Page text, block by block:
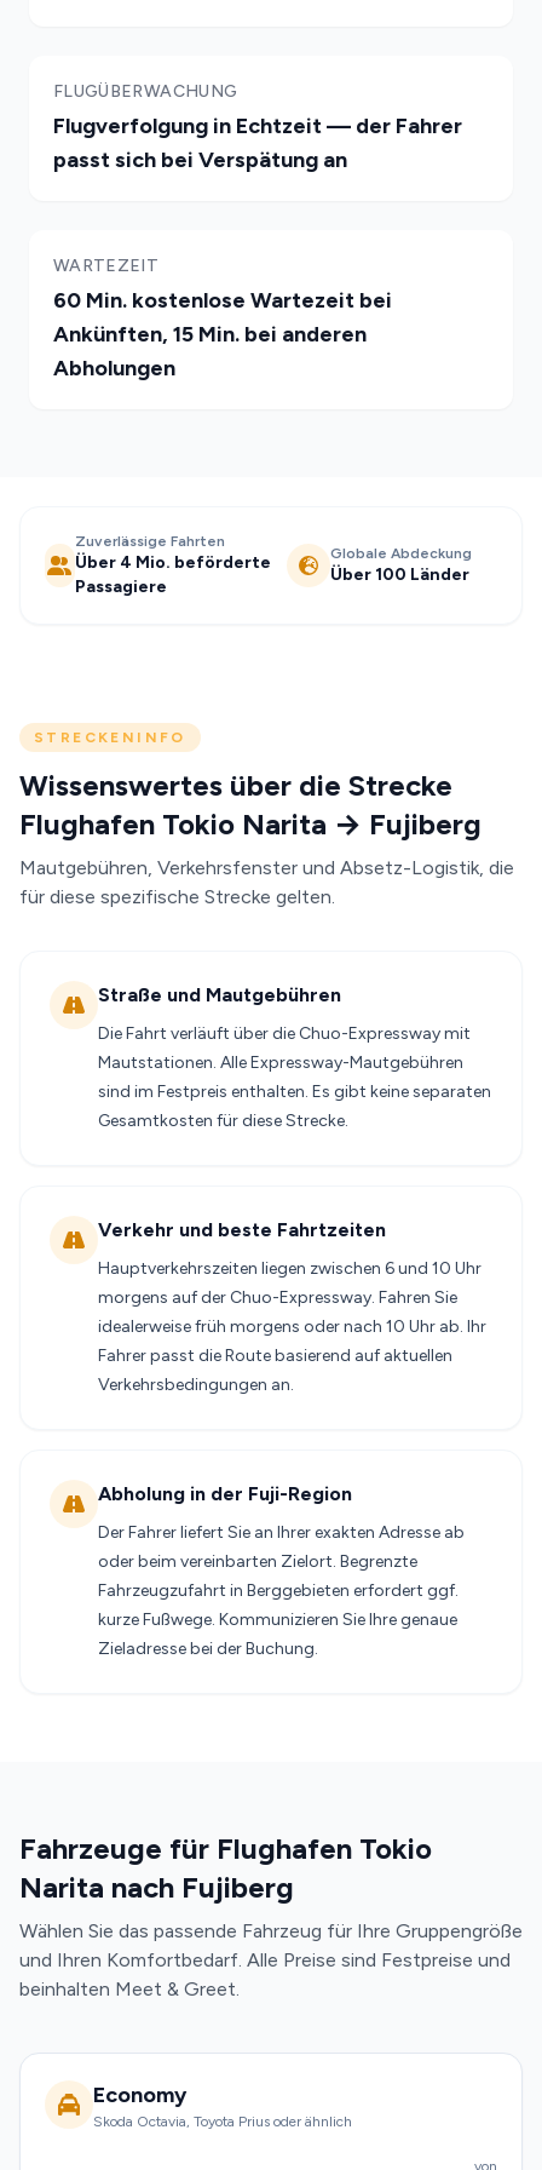
FLUGÜBERWACHUNG
Flugverfolgung in Echtzeit — der Fahrer
passt sich bei Verspätung an
WARTEZEIT
60 Min. kostenlose Wartezeit bei
Ankünften, 15 Min. bei anderen
Abholungen
Zuverlässige Fahrten
Über 4 Mio. beförderte
Passagiere
Globale Abdeckung
Über 100 Länder
STRECKENINFO
Wissenswertes über die Strecke
Flughafen Tokio Narita → Fujiberg
Mautgebühren, Verkehrsfenster und Absetz-Logistik, die
für diese spezifische Strecke gelten.
Straße und Mautgebühren
Die Fahrt verläuft über die Chuo-Expressway mit
Mautstationen. Alle Expressway-Mautgebühren
sind im Festpreis enthalten. Es gibt keine separaten
Gesamtkosten für diese Strecke.
Verkehr und beste Fahrtzeiten
Hauptverkehrszeiten liegen zwischen 6 und 10 Uhr
morgens auf der Chuo-Expressway. Fahren Sie
idealerweise früh morgens oder nach 10 Uhr ab. Ihr
Fahrer passt die Route basierend auf aktuellen
Verkehrsbedingungen an.
Abholung in der Fuji-Region
Der Fahrer liefert Sie an Ihrer exakten Adresse ab
oder beim vereinbarten Zielort. Begrenzte
Fahrzeugzufahrt in Berggebieten erfordert ggf.
kurze Fußwege. Kommunizieren Sie Ihre genaue
Zieladresse bei der Buchung.
Fahrzeuge für Flughafen Tokio
Narita nach Fujiberg
Wählen Sie das passende Fahrzeug für Ihre Gruppengröße
und Ihren Komfortbedarf. Alle Preise sind Festpreise und
beinhalten Meet & Greet.
Economy
Skoda Octavia, Toyota Prius oder ähnlich
von